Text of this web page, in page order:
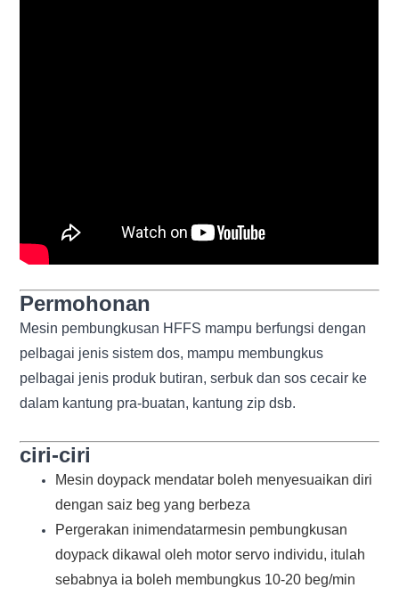
Permohonan
Mesin pembungkusan HFFS mampu berfungsi dengan
pelbagai jenis sistem dos, mampu membungkus
pelbagai jenis produk butiran, serbuk dan sos cecair ke
dalam kantung pra-buatan, kantung zip dsb.
ciri-ciri
Mesin doypack mendatar boleh menyesuaikan diri
dengan saiz beg yang berbeza
Pergerakan inimendatarmesin pembungkusan
doypack dikawal oleh motor servo individu, itulah
sebabnya ia boleh membungkus 10-20 beg/min